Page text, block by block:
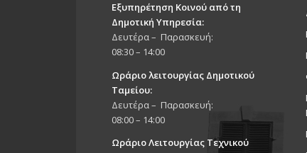
Εξυπηρέτηση Κοινού από τη
Δημοτική Υπηρεσία:
Δευτέρα – Παρασκευή:
08:30 – 14:00
Ωράριο λειτουργίας Δημοτικού
Ταμείου:
Δευτέρα – Παρασκευή:
08:00 – 14:00
Ωράριο Λειτουργίας Τεχνικού